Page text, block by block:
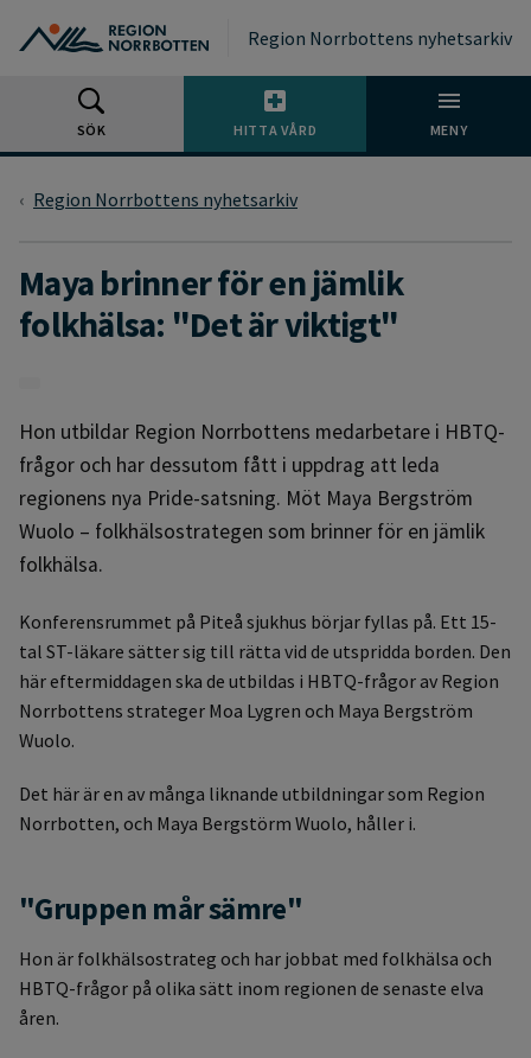
Region Norrbottens nyhetsarkiv
SÖK HITTA VÅRD MENY
Region Norrbottens nyhetsarkiv
Maya brinner för en jämlik
folkhälsa: "Det är viktigt"
Hon utbildar Region Norrbottens medarbetare i HBTQ-
frågor och har dessutom fått i uppdrag att leda
regionens nya Pride-satsning. Möt Maya Bergström
Wuolo – folkhälsostrategen som brinner för en jämlik
folkhälsa.
Konferensrummet på Piteå sjukhus börjar fyllas på. Ett 15-
tal ST-läkare sätter sig till rätta vid de utspridda borden. Den
här eftermiddagen ska de utbildas i HBTQ-frågor av Region
Norrbottens strateger Moa Lygren och Maya Bergström
Wuolo.
Det här är en av många liknande utbildningar som Region
Norrbotten, och Maya Bergstörm Wuolo, håller i.
"Gruppen mår sämre"
Hon är folkhälsostrateg och har jobbat med folkhälsa och
HBTQ-frågor på olika sätt inom regionen de senaste elva
åren.